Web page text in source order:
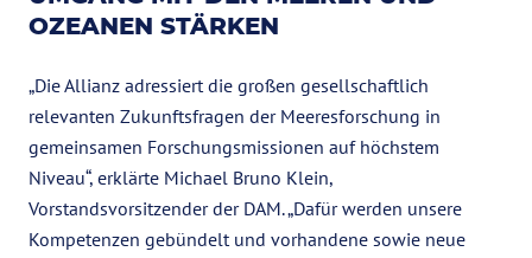
OZEANEN STÄRKEN
„Die Allianz adressiert die großen gesellschaftlich
relevanten Zukunftsfragen der Meeresforschung in
gemeinsamen Forschungsmissionen auf höchstem
Niveau“, erklärte Michael Bruno Klein,
Vorstandsvorsitzender der DAM. „Dafür werden unsere
Kompetenzen gebündelt und vorhandene sowie neue